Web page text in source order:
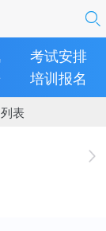
考试安排
培训报名
表